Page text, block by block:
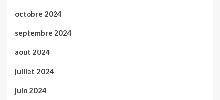
octobre 2024
septembre 2024
août 2024
juillet 2024
juin 2024